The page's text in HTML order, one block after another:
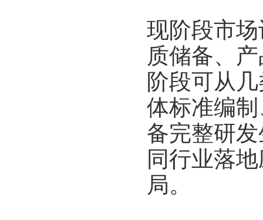
现阶段市
质储备、
阶段可从
体标准编
备完整研
同行业落
局。